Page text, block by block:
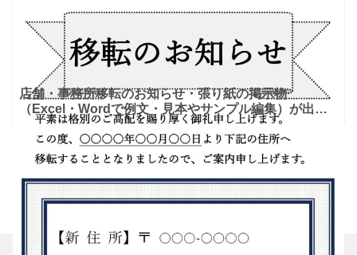
店舗・事務所移転のお知らせ・張り紙の掲示物
（Excel・Wordで例文・見本やサンプル編集）が出来
るテンプレートです。ダウンロードを行った後に、
ExcelとWo